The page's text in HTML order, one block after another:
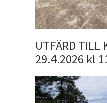
UTFÄRD TILL
29.4.2026 kl